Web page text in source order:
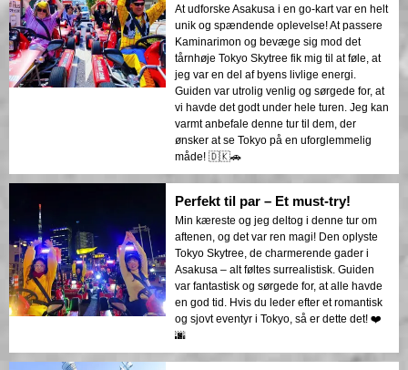
At udforske Asakusa i en go-kart var en helt
unik og spændende oplevelse! At passere
Kaminarimon og bevæge sig mod det
tårnhøje Tokyo Skytree fik mig til at føle, at
jeg var en del af byens livlige energi.
Guiden var utrolig venlig og sørgede for, at
vi havde det godt under hele turen. Jeg kan
varmt anbefale denne tur til dem, der
ønsker at se Tokyo på en uforglemmelig
måde! 🇩🇰🚗
Perfekt til par – Et must-try!
Min kæreste og jeg deltog i denne tur om
aftenen, og det var ren magi! Den oplyste
Tokyo Skytree, de charmerende gader i
Asakusa – alt føltes surrealistisk. Guiden
var fantastisk og sørgede for, at alle havde
en god tid. Hvis du leder efter et romantisk
og sjovt eventyr i Tokyo, så er dette det! ❤️
🌆